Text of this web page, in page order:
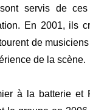
servis de ces
En 2001, ils
de
de la scène.
à la batterie et